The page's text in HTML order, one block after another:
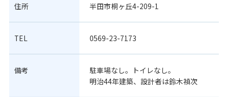
住所 半田市桐ヶ丘4-209-1
TEL 0569-23-7173
備考
駐車場なし。トイレなし。
明治44年建築、設計者は鈴木禎次